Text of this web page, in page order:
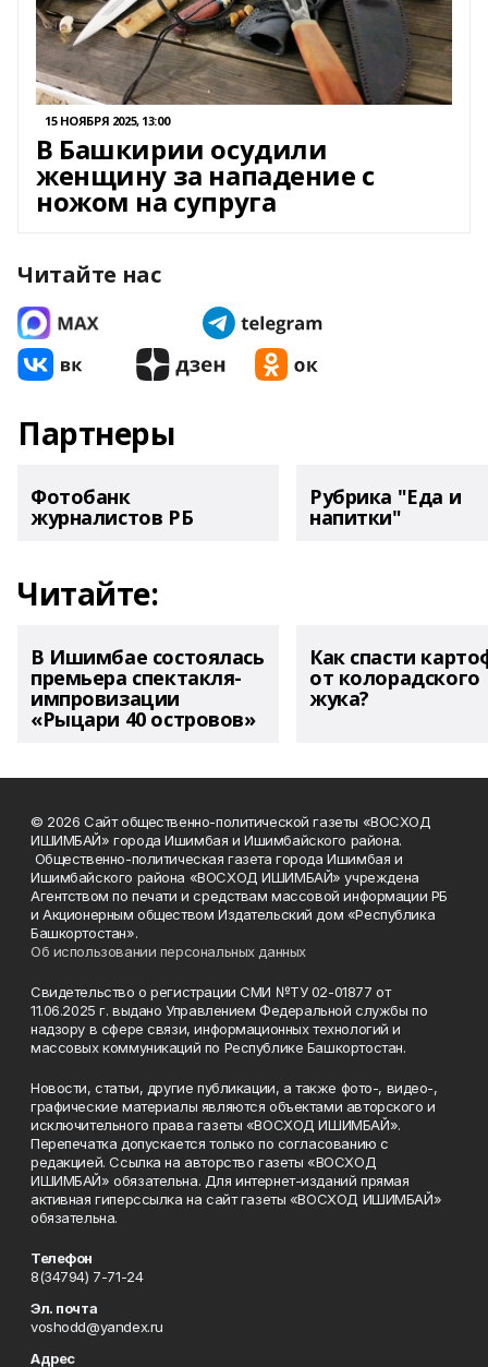
15 НОЯБРЯ 2025, 13:00
В Башкирии осудили
женщину за нападение с
ножом на супруга
Читайте нас
Партнеры
Фотобанк
журналистов РБ
Рубрика "Еда и
напитки"
Читайте:
В Ишимбае состоялась
премьера спектакля-
импровизации
«Рыцари 40 островов»
Как спасти
от колорадского
жука?
© 2026 Сайт общественно-политической газеты «ВОСХОД
ИШИМБАЙ» города Ишимбая и Ишимбайского района.
Общественно-политическая газета города Ишимбая и
Ишимбайского района «ВОСХОД ИШИМБАЙ» учреждена
Агентством по печати и средствам массовой информации РБ
и Акционерным обществом Издательский дом «Республика
Башкортостан».
Об использовании персональных данных
Свидетельство о регистрации СМИ №ТУ 02-01877 от
11.06.2025 г. выдано Управлением Федеральной службы по
надзору в сфере связи, информационных технологий и
массовых коммуникаций по Республике Башкортостан.
Новости, статьи, другие публикации, а также фото-, видео-,
графические материалы являются объектами авторского и
исключительного права газеты «ВОСХОД ИШИМБАЙ».
Перепечатка допускается только по согласованию с
редакцией. Ссылка на авторство газеты «ВОСХОД
ИШИМБАЙ» обязательна. Для интернет-изданий прямая
активная гиперссылка на сайт газеты «ВОСХОД ИШИМБАЙ»
обязательна.
Телефон
8(34794) 7-71-24
Эл. почта
voshodd@yandex.ru
Адрес